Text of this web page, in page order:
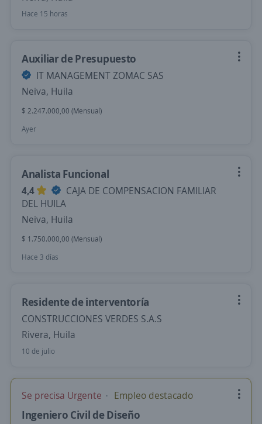
Hace 15 horas
Auxiliar de Presupuesto
IT MANAGEMENT ZOMAC SAS
Neiva, Huila
$ 2.247.000,00 (Mensual)
Ayer
Analista Funcional
4,4
CAJA DE COMPENSACION FAMILIAR
DEL HUILA
Neiva, Huila
$ 1.750.000,00 (Mensual)
Hace 3 días
Residente de interventoría
CONSTRUCCIONES VERDES S.A.S
Rivera, Huila
10 de julio
Se precisa Urgente Empleo destacado
Ingeniero Civil de Diseño